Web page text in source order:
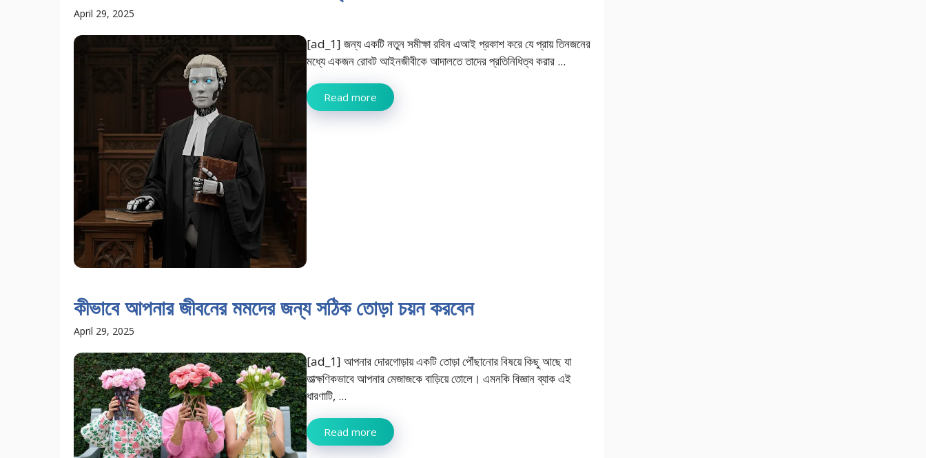
April 29, 2025
[ad_1] জন্য একটি নতুন সমীক্ষা রবিন এআই প্রকাশ করে যে প্রায় তিনজনের
মধ্যে একজন রোবট আইনজীবীকে আদালতে তাদের প্রতিনিধিত্ব করার ...
Read more
কীভাবে আপনার জীবনের মমদের জন্য সঠিক তোড়া চয়ন করবেন
April 29, 2025
[ad_1] আপনার দোরগোড়ায় একটি তোড়া পৌঁছানোর বিষয়ে কিছু আছে যা
তাত্ক্ষণিকভাবে আপনার মেজাজকে বাড়িয়ে তোলে। এমনকি বিজ্ঞান ব্যাক এই
ধারণাটি, ...
Read more